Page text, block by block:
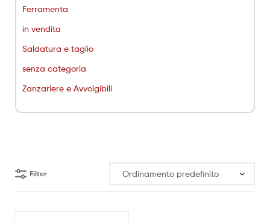
Ferramenta
in vendita
Saldatura e taglio
senza categoria
Zanzariere e Avvolgibili
Filter